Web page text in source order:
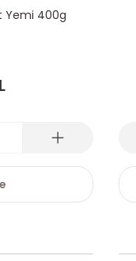
Yemi 400g